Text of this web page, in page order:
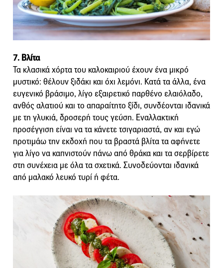
7. Βλίτα
Τα κλασικά χόρτα του καλοκαιριού έχουν ένα μικρό
μυστικό: θέλουν ξιδάκι και όχι λεμόνι. Κατά τα άλλα, ένα
ευγενικό βράσιμο, λίγο εξαιρετικό παρθένο ελαιόλαδο,
ανθός αλατιού και το απαραίτητο ξίδι, συνδέονται ιδανικά
με τη γλυκιά, δροσερή τους γεύση. Εναλλακτική
προσέγγιση είναι να τα κάνετε τσιγαριαστά, αν και εγώ
προτιμάω την εκδοχή που τα βραστά βλίτα τα αφήνετε
για λίγο να καπνιστούν πάνω από θράκα και τα σερβίρετε
στη συνέχεια με όλα τα σχετικά. Συνοδεύονται ιδανικά
από μαλακό λευκό τυρί ή φέτα.